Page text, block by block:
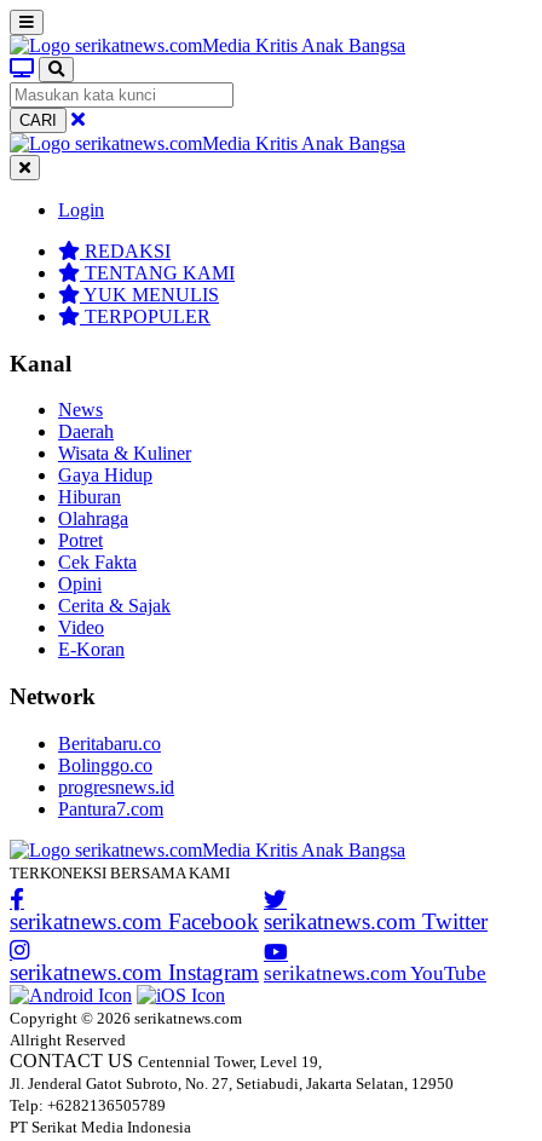
CARI
Login
REDAKSI
TENTANG KAMI
YUK MENULIS
TERPOPULER
Kanal
News
Daerah
Wisata & Kuliner
Gaya Hidup
Hiburan
Olahraga
Potret
Cek Fakta
Opini
Cerita & Sajak
Video
E-Koran
Network
Beritabaru.co
Bolinggo.co
progresnews.id
Pantura7.com
TERKONEKSI BERSAMA KAMI
serikatnews.com Facebook serikatnews.com Twitter
serikatnews.com Instagram serikatnews.com YouTube
Copyright © 2026 serikatnews.com
Allright Reserved
CONTACT US Centennial Tower, Level 19,
Jl. Jenderal Gatot Subroto, No. 27, Setiabudi, Jakarta Selatan, 12950
Telp: +6282136505789
PT Serikat Media Indonesia